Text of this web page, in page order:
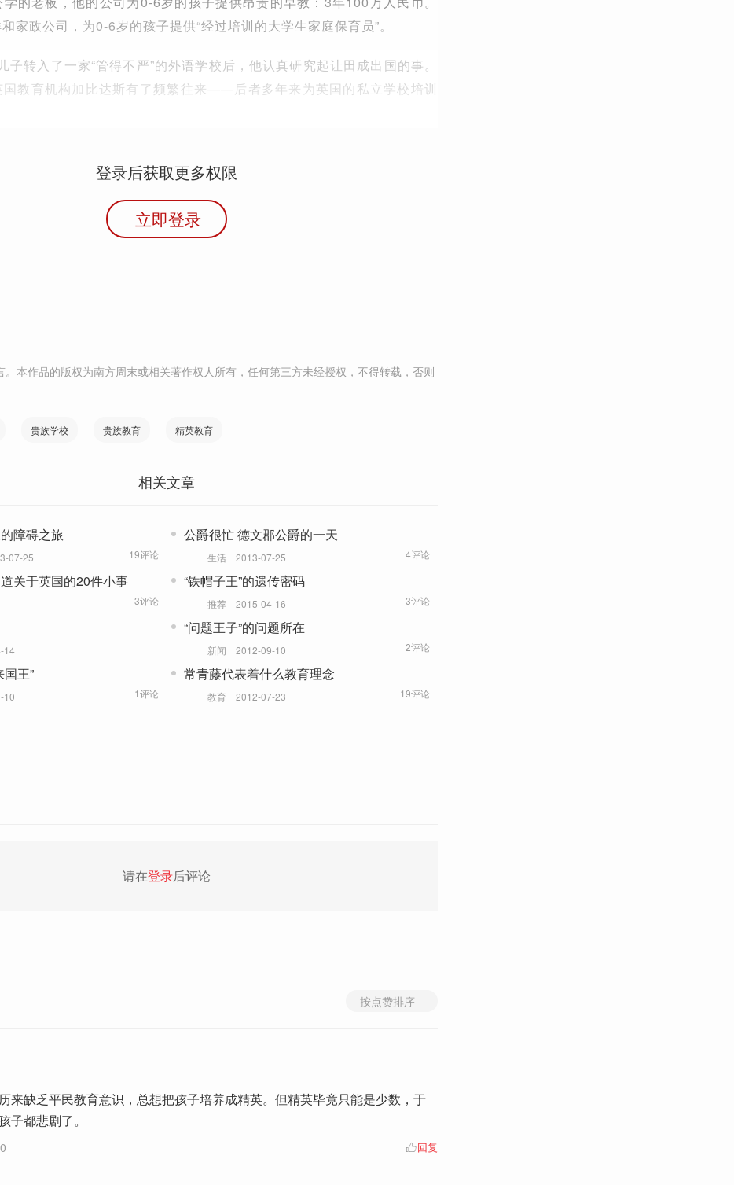
家政公司，为0-6岁的孩子提供“经过培训的大学生家庭保育员”。
子转入了一家“管得不严”的外语学校后，他认真研究起让田成出国的事。
国教育机构加比达斯有了频繁往来——后者多年来为英国的私立学校培训
登录后获取更多权限
立即登录
。本作品的版权为南方周末或相关著作权人所有，任何第三方未经授权，不得转载，否则
贵族学校 贵族教育 精英教育
相关文章
障碍之旅
07-25 19评论
公爵很忙 德文郡公爵的一天
生活 2013-07-25 4评论
道关于英国的20件小事
3评论
“铁帽子王”的遗传密码
推荐 2015-04-16 3评论
14
“问题王子”的问题所在
新闻 2012-09-10 2评论
王”
10 1评论
常青藤代表着什么教育理念
教育 2012-07-23 19评论
请在登录后评论
按点赞排序
来缺乏平民教育意识，总想把孩子培养成精英。但精英毕竟只能是少数，于
子都悲剧了。
回复